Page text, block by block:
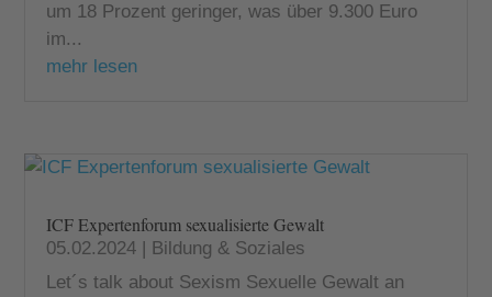
um 18 Prozent geringer, was über 9.300 Euro
im...
mehr lesen
ICF Expertenforum sexualisierte Gewalt
05.02.2024 | Bildung & Soziales
Let´s talk about Sexism Sexuelle Gewalt an